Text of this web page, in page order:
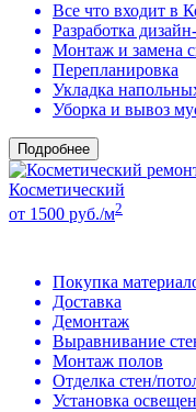
Все что входит в
Разработка
Монтаж и замена
Перепланировка
Укладка
Уборка и вывоз
Подробнее
Косметический
от 1500 руб./м2
Покупка
Доставка
Демонтаж
Выравнивание
Монтаж полов
Отделка стен/
Установка